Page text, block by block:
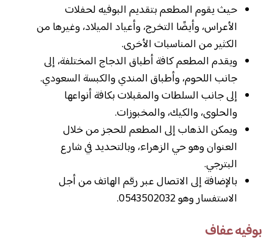
حيث يقوم المطعم بتقديم البوفيه لحفلات
الأعراس، وأيضًا التخرج، وأعياد الميلاد، وغيرها من
الكثير من المناسبات الأخرى.
ويقدم المطعم كافة أطباق الدجاج المختلفة، إلى
جانب اللحوم، وأطباق المندي والكبسة السعودي.
إلى جانب السلطات والمقبلات بكافة أنواعها
والحلوى، والكيك، والمخبوزات.
ويمكن الذهاب إلى المطعم للحجز من خلال
العنوان وهو حي الزهراء، وبالتحديد في شارع
البترجي.
بالإضافة إلى الاتصال عبر رقم الهاتف من أجل
الاستفسار وهو 0543502032.
بوفيه عفاف